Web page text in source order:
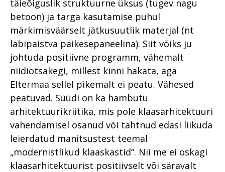
täieõiguslik struktuurne üksus (tugev nagu
betoon) ja targa kasutamise puhul
märkimisväärselt jätkusuutlik materjal (nt
läbipaistva päikesepaneelina). Siit võiks ju
johtuda positiivne programm, vähemalt
niidiotsakegi, millest kinni hakata, aga
Eltermaa sellel pikemalt ei peatu. Vähesed
peatuvad. Süüdi on ka hambutu
arhitektuurikriitika, mis pole klaasarhitektuuri
vahendamisel osanud või tahtnud edasi liikuda
leierdatud manitsustest teemal
„modernistlikud klaaskastid“. Nii me ei oskagi
klaasarhitektuurist positiivselt või säravalt